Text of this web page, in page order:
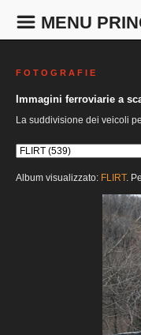
MENU
F O T O G R A F I E
Immagini ferroviarie a
La suddivisione dei veicoli
Album visualizzato: FLIRT.